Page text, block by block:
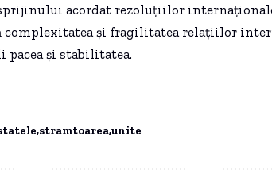
acordat rezoluțiilor
complexitatea și fragilitatea relațiilor
și stabilitatea.
stramtoareaunite